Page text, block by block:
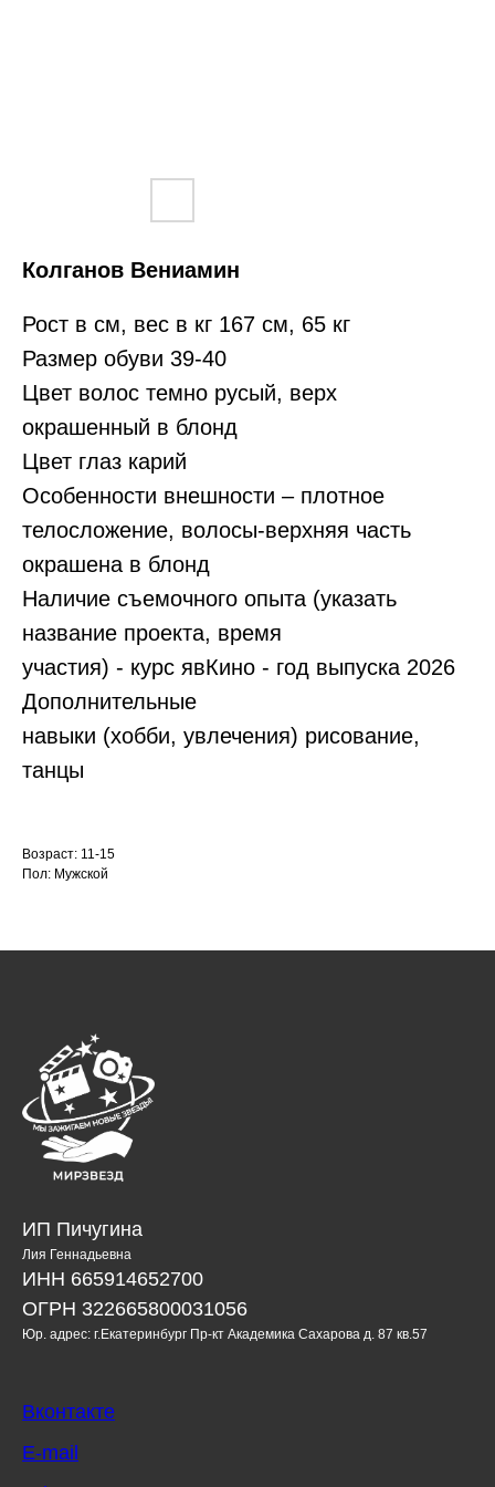
Колганов Вениамин
Рост в см, вес в кг 167 см, 65 кг
Размер обуви 39-40
Цвет волос темно русый, верх
окрашенный в блонд
Цвет глаз карий
Особенности внешности – плотное
телосложение, волосы-верхняя часть
окрашена в блонд
Наличие съемочного опыта (указать
название проекта, время
участия) - курс явКино - год выпуска 2026
Дополнительные
навыки (хобби, увлечения) рисование,
танцы
Возраст: 11-15
Пол: Мужской
ИП Пичугина
Лия Геннадьевна
ИНН 665914652700
ОГРН 322665800031056
Юр. адрес: г.Екатеринбург Пр-кт Академика Сахарова д. 87 кв.57
Вконтакте
E-mail